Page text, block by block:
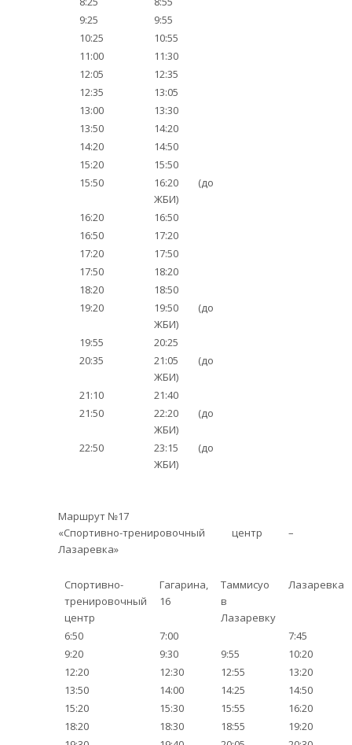
9:25
9:55
10:25
10:55
11:00
11:30
12:05
12:35
12:35
13:05
13:00
13:30
13:50
14:20
14:20
14:50
15:20
15:50
15:50
16:20 (до
ЖБИ)
16:20
16:50
16:50
17:20
17:20
17:50
17:50
18:20
18:20
18:50
19:20
19:50 (до
ЖБИ)
19:55
20:25
20:35
21:05 (до
ЖБИ)
21:10
21:40
21:50
22:20 (до
ЖБИ)
22:50
23:15 (до
ЖБИ)
Маршрут №17
«Спортивно-тренировочный центр –
Лазаревка»
Спортивно-
тренировочный
центр
Гагарина,
16
Таммисуо
в
Лазаревку
Лазаревка
6:50 7:00
7:45
9:20
9:30 9:55
10:20
12:20
12:30 12:55
13:20
13:50
14:00 14:25
14:50
15:20
15:30 15:55
16:20
18:20
18:30 18:55
19:20